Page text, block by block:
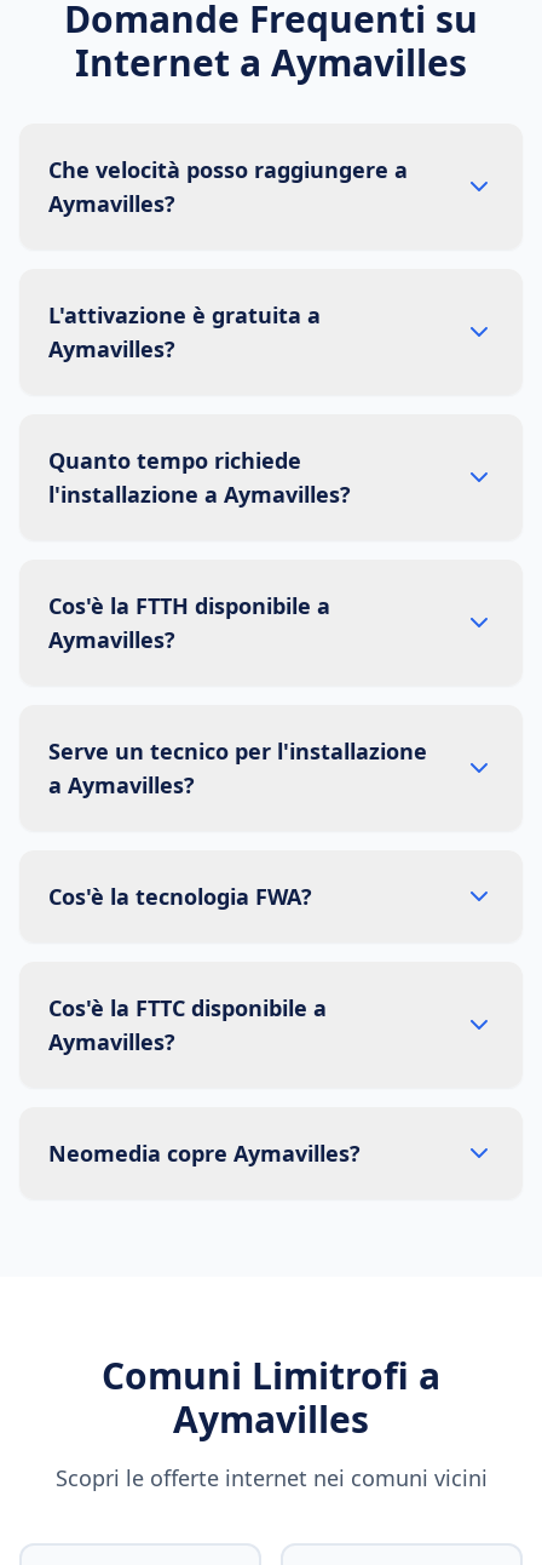
Domande Frequenti su
Internet a Aymavilles
Che velocità posso raggiungere a
Aymavilles?
L'attivazione è gratuita a
Aymavilles?
Quanto tempo richiede
l'installazione a Aymavilles?
Cos'è la FTTH disponibile a
Aymavilles?
Serve un tecnico per l'installazione
a Aymavilles?
Cos'è la tecnologia FWA?
Cos'è la FTTC disponibile a
Aymavilles?
Neomedia copre Aymavilles?
Comuni Limitrofi a
Aymavilles
Scopri le offerte internet nei comuni vicini